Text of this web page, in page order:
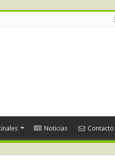
Noticias Contacto